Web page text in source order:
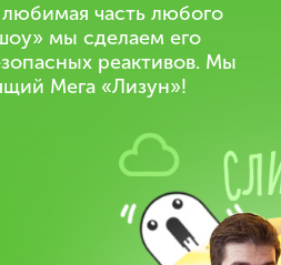
часть любого
мы сделаем его
реактивов. Мы
Мега «Лизун»!